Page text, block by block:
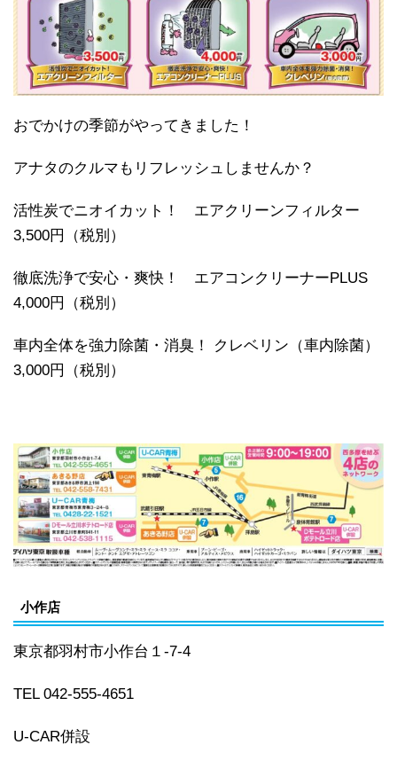
おでかけの季節がやってきました！
アナタのクルマもリフレッシュしませんか？
活性炭でニオイカット！ エアクリーンフィルター
3,500円（税別）
徹底洗浄で安心・爽快！ エアコンクリーナーPLUS
4,000円（税別）
車内全体を強力除菌・消臭！ クレベリン（車内除菌）
3,000円（税別）
小作店
東京都羽村市小作台１-7-4
TEL 042-555-4651
U-CAR併設